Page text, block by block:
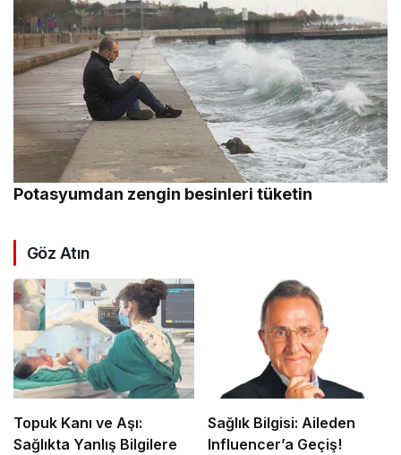
Potasyumdan zengin besinleri tüketin
Göz Atın
Topuk Kanı ve Aşı:
Sağlıkta Yanlış Bilgilere
Sağlık Bilgisi: Aileden
Influencer’a Geçiş!